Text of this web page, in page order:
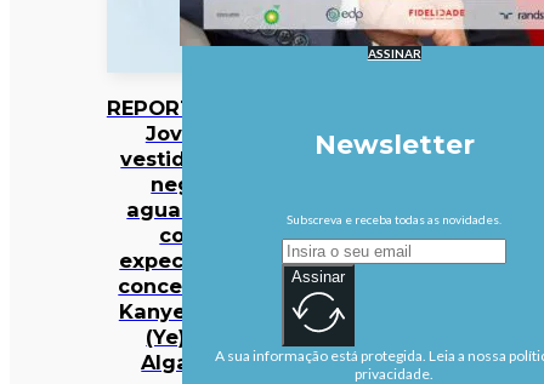
REPORTAGEM:
Jovens
vestidos de
negro
aguardam
com
expectativa
concerto de
Kanye West
(Ye) no
Algarve
ASSINAR
Newsletter
Subscreva e receba todas as novidades.
Assinar
A sua informação está protegida. Leia a nossa
privacidade.